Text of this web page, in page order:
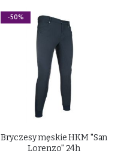
-50%
Bryczesy męskie HKM "San
Lorenzo" 24h